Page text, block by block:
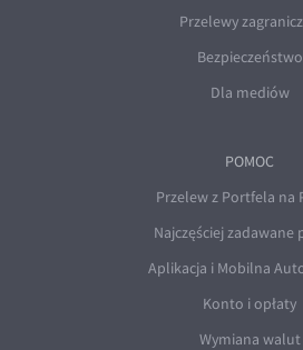
Przelewy
Bezpieczeństwo
Dla mediów
POMOC
Przelew z Portfela na
Najczęściej zadawane
Aplikacja i Mobilna
Konto i opłaty
Wymiana walut